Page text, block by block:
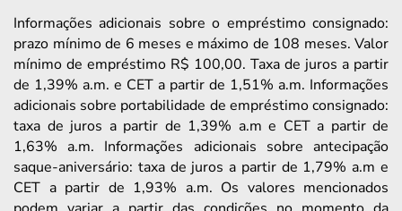
Informações adicionais sobre o empréstimo consignado:
prazo mínimo de 6 meses e máximo de 108 meses. Valor
mínimo de empréstimo R$ 100,00. Taxa de juros a partir
de 1,39% a.m. e CET a partir de 1,51% a.m. Informações
adicionais sobre portabilidade de empréstimo consignado:
taxa de juros a partir de 1,39% a.m e CET a partir de
1,63% a.m. Informações adicionais sobre antecipação
saque-aniversário: taxa de juros a partir de 1,79% a.m e
CET a partir de 1,93% a.m. Os valores mencionados